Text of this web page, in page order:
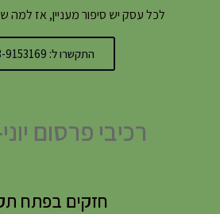
לכל עסק יש סיפור מעניין, אז למה
התקשרו ל: 03-9153169
רכיבי פרסום יוני-
חזקים בפתח